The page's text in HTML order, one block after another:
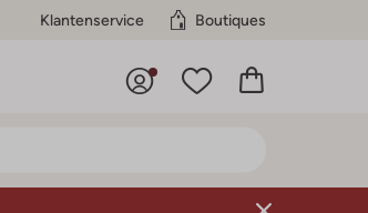
Klantenservice Boutiques